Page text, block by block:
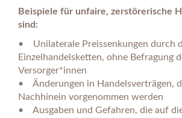
Beispiele für unfaire, zerstörerische
sind:
• Unilaterale Preissenkungen durch
Einzelhandelsketten, ohne Befragung
Versorger*innen
• Änderungen in Handelsverträgen,
Nachhinein vorgenommen werden
• Ausgaben und Gefahren, die auf